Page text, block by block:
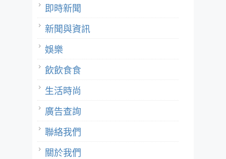
即時新聞
新聞與資訊
娛樂
飲飲食食
生活時尚
廣告查詢
聯絡我們
關於我們